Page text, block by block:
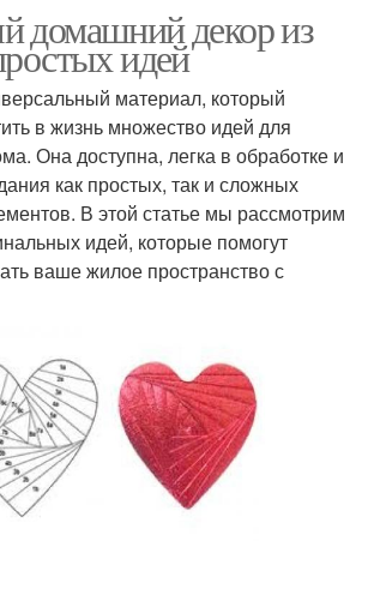
домашний декор из
идей
материал, который
в жизнь множество идей для
Она доступна, легка в обработке и
как простых, так и сложных
В этой статье мы рассмотрим
идей, которые помогут
ваше жилое пространство с